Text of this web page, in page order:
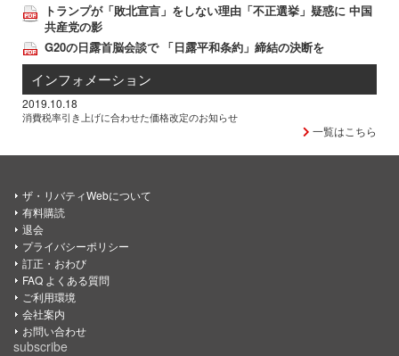
トランプが「敗北宣言」をしない理由「不正選挙」疑惑に 中国
共産党の影
G20の日露首脳会談で 「日露平和条約」締結の決断を
インフォメーション
2019.10.18
消費税率引き上げに合わせた価格改定のお知らせ
一覧はこちら
ザ・リバティWebについて
有料購読
退会
プライバシーポリシー
訂正・おわび
FAQ よくある質問
ご利用環境
会社案内
お問い合わせ
subscribe